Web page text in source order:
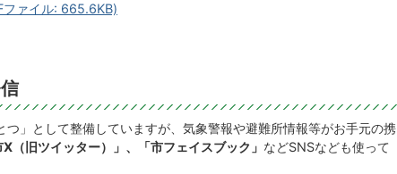
ファイル: 665.6KB)
」として整備していますが、気象警報や避難所情報等がお手元の携
X（旧ツイッター）」、「市フェイスブック」 などSNSなども使って